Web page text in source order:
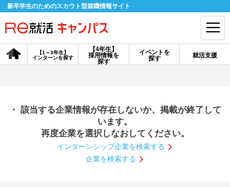
新卒学生のためのスカウト型就職情報サイト
【4年生】
採用情報を
探す
【1～3年生】
インターンを探す
イベントを
探す
就活支援
会員登録 ログイン
探す
【4年生】
説明会を探す
インターンを探す
・ 該当する企業情報が存在しないか、掲載が終了して
います。
再度企業を選択しなおしてください。
インターンシップ企業を検索する
企業を検索する